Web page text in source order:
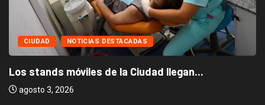
CIUDAD NOTICIAS DESTACADAS
Los stands móviles de la Ciudad llegan...
agosto 3, 2026